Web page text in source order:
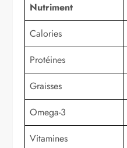
Nutriment
Calories
Protéines
Graisses
Omega-3
Vitamines